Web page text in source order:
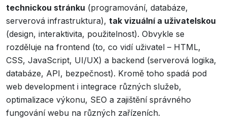
technickou stránku (programování, databáze,
serverová infrastruktura), tak vizuální a uživatelskou
(design, interaktivita, použitelnost). Obvykle se
rozděluje na frontend (to, co vidí uživatel – HTML,
CSS, JavaScript, UI/UX) a backend (serverová logika,
databáze, API, bezpečnost). Kromě toho spadá pod
web development i integrace různých služeb,
optimalizace výkonu, SEO a zajištění správného
fungování webu na různých zařízeních.